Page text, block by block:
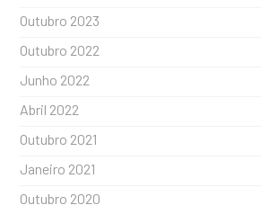
Outubro 2023
Outubro 2022
Junho 2022
Abril 2022
Outubro 2021
Janeiro 2021
Outubro 2020